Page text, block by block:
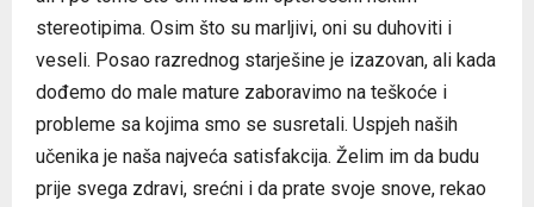
stereotipima. Osim što su marljivi, oni su duhoviti i
veseli. Posao razrednog starješine je izazovan, ali kada
dođemo do male mature zaboravimo na teškoće i
probleme sa kojima smo se susretali. Uspjeh naših
učenika je naša najveća satisfakcija. Želim im da budu
prije svega zdravi, srećni i da prate svoje snove, rekao